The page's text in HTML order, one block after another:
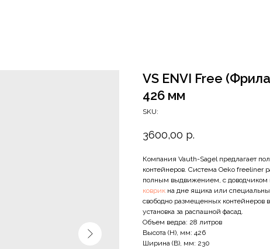
VS ENVI Free
426 мм
SKU:
3600,00 р.
Компания Vauth-Sagel предлагает
контейнеров. Система Oeko freeliner
полным выдвижением, с
коврик на дне ящика или
свободно размещенных
установка за распашной фасад.
Объем ведра: 28 литров
Высота (Н), мм: 426
Ширина (В), мм: 230